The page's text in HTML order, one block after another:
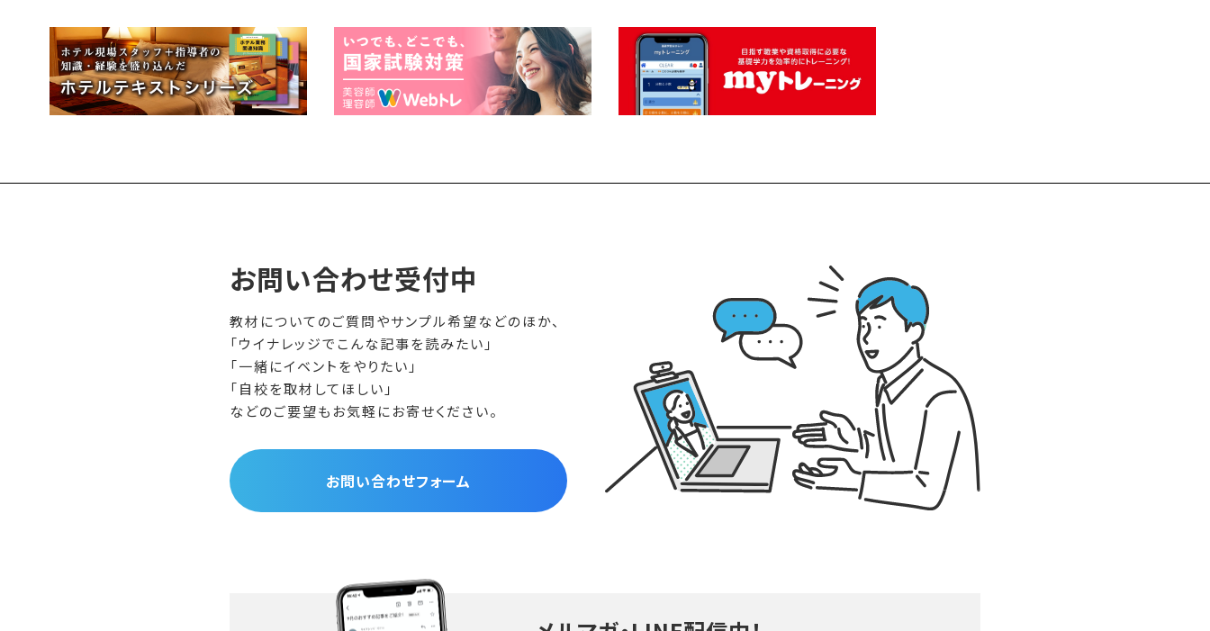
お問い合わせ受付中
教材についてのご質問やサンプル希望などのほか、
「ウイナレッジでこんな記事を読みたい」
「一緒にイベントをやりたい」
「自校を取材してほしい」
などのご要望もお気軽にお寄せください。
お問い合わせフォーム